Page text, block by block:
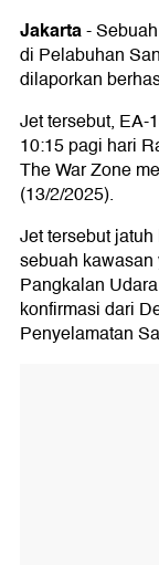
Jakarta-
di Pelabuhan
dilaporkan
Jet tersebut, EA-
10:15 pagi hari
The War Zone
(13/2/2025).
Jet tersebut
sebuah
Pangkalan
konfirmasi dari
Penyelamatan